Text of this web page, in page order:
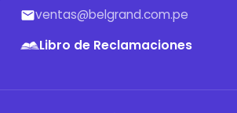
ventas@belgrand.com.pe
Libro de Reclamaciones